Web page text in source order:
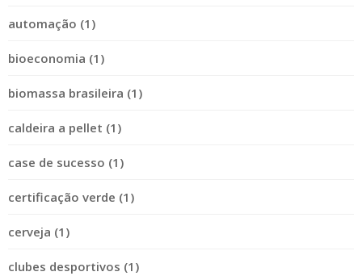
automação (1)
bioeconomia (1)
biomassa brasileira (1)
caldeira a pellet (1)
case de sucesso (1)
certificação verde (1)
cerveja (1)
clubes desportivos (1)